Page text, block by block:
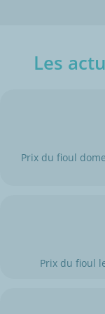
Les
Prix du fioul
Prix du fioul